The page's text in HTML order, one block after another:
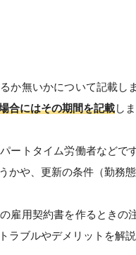
か無いかについて記載し
合にはその期間を記載し
ートタイム労働者など
かや、更新の条件（勤務
雇用契約書を作るとき
ラブルやデメリットを解